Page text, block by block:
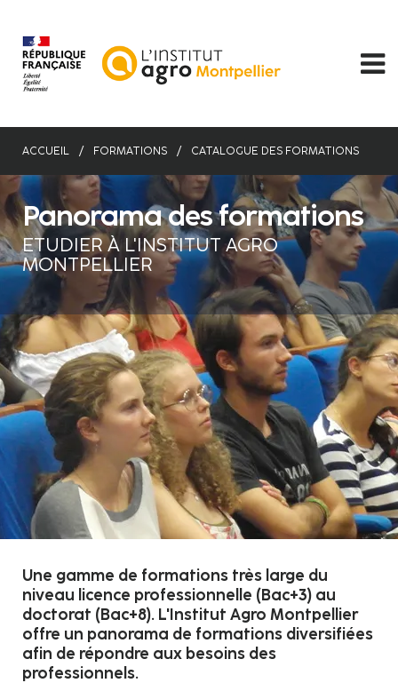
contenu
principal
ACCUEIL FORMATIONS CATALOGUE DES FORMATIONS
Panorama des formations
ETUDIER À L'INSTITUT AGRO
MONTPELLIER
Une gamme de formations très large du
niveau licence professionnelle (Bac+3) au
doctorat (Bac+8). L'Institut Agro Montpellier
offre un panorama de formations diversifiées
afin de répondre aux besoins des
professionnels.